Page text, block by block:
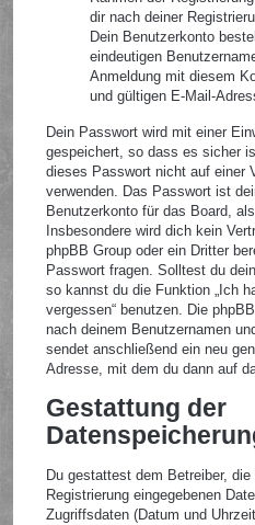
dir nach deiner
Dein Benutzerkonto
eindeutigen
Anmeldung mit diesem
und gültigen E-Mail-
Dein Passwort wird mit einer
gespeichert, so dass es sicher
dieses Passwort nicht auf einer
verwenden. Das Passwort ist
Benutzerkonto für das Board,
Insbesondere wird dich kein
phpBB Group oder ein Dritter
Passwort fragen. Solltest du
so kannst du die Funktion „Ich
vergessen“ benutzen. Die
nach deinem Benutzernamen
sendet anschließend ein neu
Adresse, mit dem du dann auf
Gestattung der
Du gestattest dem Betreiber,
Registrierung eingegebenen
Zugriffsdaten (Datum und